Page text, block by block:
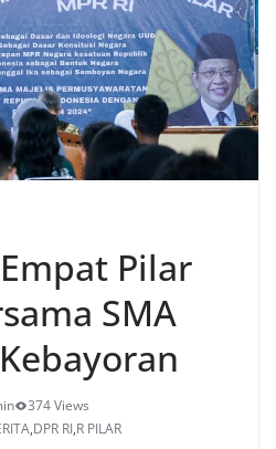
Pilar
SMA
374 Views
,DPR RI,R PILAR